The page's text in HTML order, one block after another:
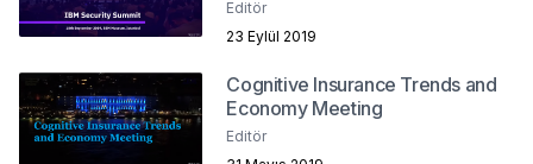
Editör
23 Eylül 2019
Cognitive Insurance Trends and
Economy Meeting
Editör